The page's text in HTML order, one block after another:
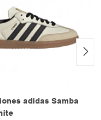
adidas Samba